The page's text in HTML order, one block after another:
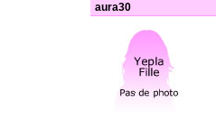
aura30